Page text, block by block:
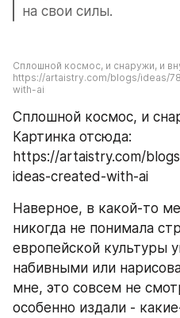
на свои силы.
Сплошной космос, и снаружи, и
https://artaistry.com/blogs/ideas/
with-ai
Сплошной космос, и
Картинка отсюда:
https://artaistry.com/
ideas-created-with-ai
Наверное, в какой-то
никогда не понимала
европейской культуры
набивными или
мне, это совсем не
особенно издали -